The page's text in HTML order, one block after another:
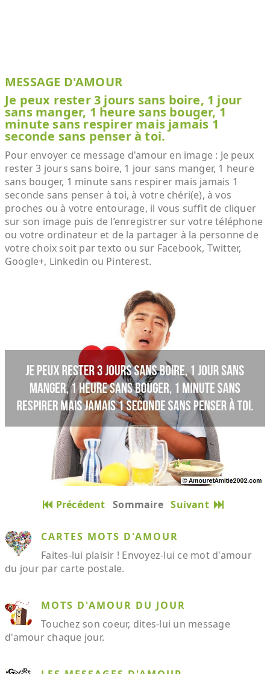
MESSAGE D'AMOUR
Je peux rester 3 jours sans boire, 1 jour
sans manger, 1 heure sans bouger, 1
minute sans respirer mais jamais 1
seconde sans penser à toi.
Pour envoyer ce message d'amour en image : Je peux
rester 3 jours sans boire, 1 jour sans manger, 1 heure
sans bouger, 1 minute sans respirer mais jamais 1
seconde sans penser à toi, à votre chéri(e), à vos
proches ou à votre entourage, il vous suffit de cliquer
sur son image puis de l’enregistrer sur votre téléphone
ou votre ordinateur et de la partager à la personne de
votre choix soit par texto ou sur Facebook, Twitter,
Google+, Linkedin ou Pinterest.
Précédent Sommaire Suivant
CARTES MOTS D'AMOUR
Faites-lui plaisir ! Envoyez-lui ce mot d'amour
du jour par carte postale.
MOTS D'AMOUR DU JOUR
Touchez son coeur, dites-lui un message
d'amour chaque jour.